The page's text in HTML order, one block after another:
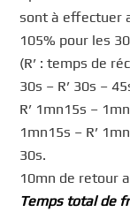
sont à effectuer
105% pour les
(R’ : temps de
30s – R’ 30s –
R’ 1mn15s –
1mn15s – R’
30s.
10mn de retour
Temps total de